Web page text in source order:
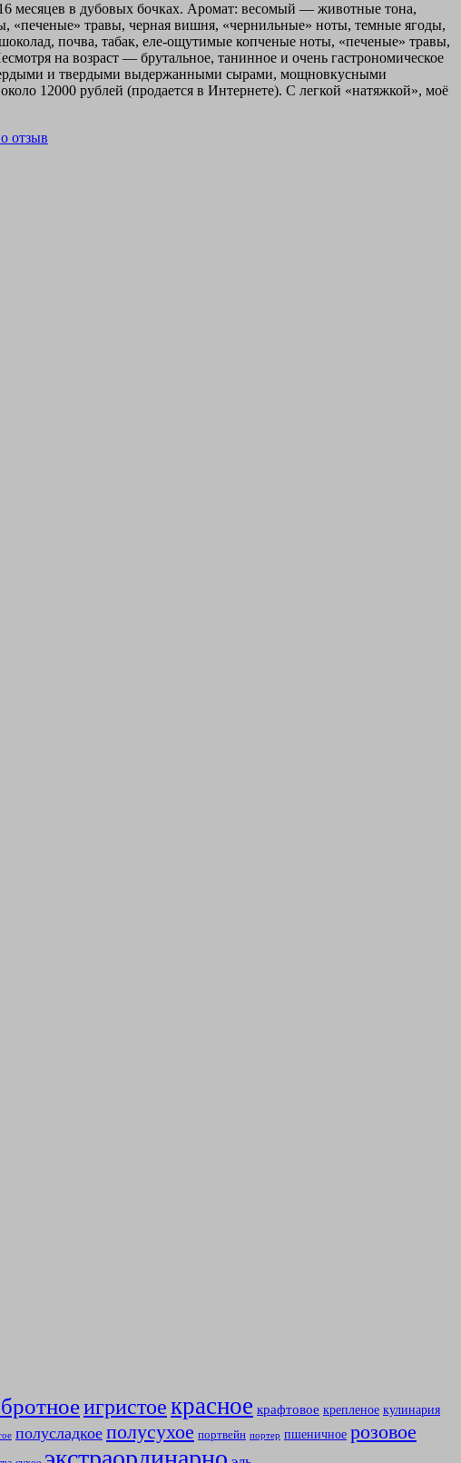
месяцев в дубовых бочках. Аромат: весомый — животные тона,
«печеные» травы, черная вишня, «чернильные» ноты, темные ягоды,
почва, табак, еле-ощутимые копченые ноты, «печеные» травы,
на возраст — брутальное, танинное и очень гастрономическое
и твердыми выдержанными сырами, мощновкусными
12000 рублей (продается в Интернете). С легкой «натяжкой», моё
игристоекрасное крафтовое крепленое кулинария
полусладкое полусухое портвейн портер пшеничное розовое